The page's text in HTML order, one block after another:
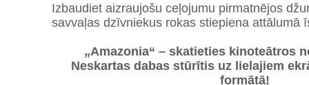
Izbaudiet aizraujošu ceļojumu pirmatnējos
savvaļas dzīvniekus rokas stiepiena attālumā
„Amazonia“ – skatieties kinoteātros
Neskartas dabas stūrītis uz lielajiem
formātā!